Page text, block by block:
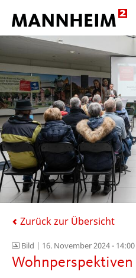
Zurück zur Übersicht
Bild | 16. November 2024 - 14:00